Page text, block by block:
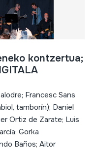
kontzertua;
Francesc Sans
tamborín); Daniel
Ortiz de Zarate; Luis
Gorka
Baños; Aitor